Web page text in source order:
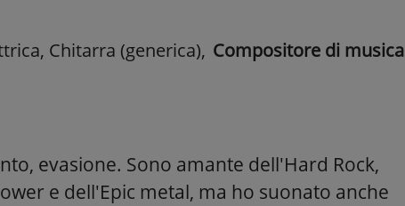
Chitarra (generica), Compositore di musica
evasione. Sono amante dell'Hard Rock,
e dell'Epic metal, ma ho suonato anche